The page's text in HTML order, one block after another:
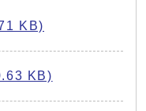
KB)
KB)